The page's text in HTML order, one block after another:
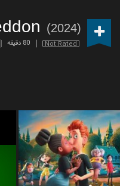
(2024)
Not Rated 80 دقیقه